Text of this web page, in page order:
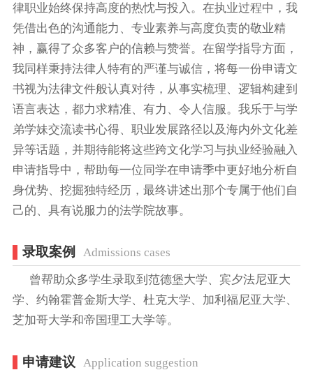
律职业始终保持高度的热忱与投入。在执业过程中，我
凭借出色的沟通能力、专业素养与高度负责的敬业精
神，赢得了众多客户的信赖与赞誉。在留学指导方面，
我同样秉持法律人特有的严谨与诚信，将每一份申请文
书视为法律文件般认真对待，从事实梳理、逻辑构建到
语言表达，都力求精准、有力、令人信服。我乐于与学
弟学妹交流读书心得、职业发展路径以及海内外文化差
异等话题，并期待能将这些跨文化学习与执业经验融入
申请指导中，帮助每一位同学在申请季中更好地分析自
身优势、挖掘独特经历，最终讲述出那个专属于他们自
己的、具有说服力的法学院故事。
录取案例 Admissions cases
曾帮助众多学生录取到范德堡大学、宾夕法尼亚大
学、约翰霍普金斯大学、杜克大学、加利福尼亚大学、
芝加哥大学和帝国理工大学等。
申请建议 Application suggestion